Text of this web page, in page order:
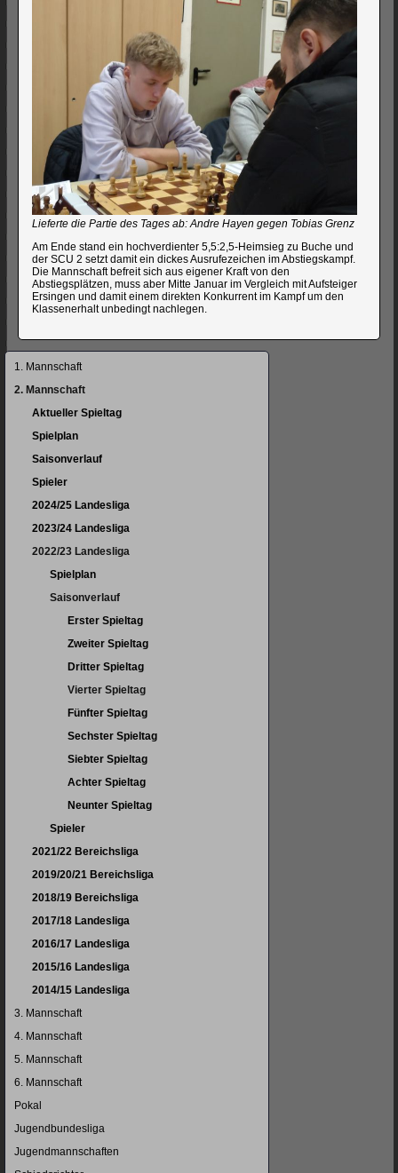
Lieferte die Partie des Tages ab: Andre Hayen gegen Tobias Grenz
Am Ende stand ein hochverdienter 5,5:2,5-Heimsieg zu Buche und
der SCU 2 setzt damit ein dickes Ausrufezeichen im Abstiegskampf.
Die Mannschaft befreit sich aus eigener Kraft von den
Abstiegsplätzen, muss aber Mitte Januar im Vergleich mit Aufsteiger
Ersingen und damit einem direkten Konkurrent im Kampf um den
Klassenerhalt unbedingt nachlegen.
Navigation
1. Mannschaft
2. Mannschaft
Aktueller Spieltag
Spielplan
Saisonverlauf
Spieler
2024/25 Landesliga
2023/24 Landesliga
2022/23 Landesliga
Spielplan
Saisonverlauf
Erster Spieltag
Zweiter Spieltag
Dritter Spieltag
Vierter Spieltag
Fünfter Spieltag
Sechster Spieltag
Siebter Spieltag
Achter Spieltag
Neunter Spieltag
Spieler
2021/22 Bereichsliga
2019/20/21 Bereichsliga
2018/19 Bereichsliga
2017/18 Landesliga
2016/17 Landesliga
2015/16 Landesliga
2014/15 Landesliga
3. Mannschaft
4. Mannschaft
5. Mannschaft
6. Mannschaft
Pokal
Jugendbundesliga
Jugendmannschaften